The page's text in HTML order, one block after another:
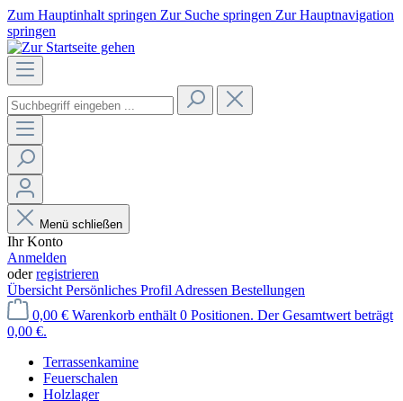
Zum Hauptinhalt springen Zur Suche springen Zur Hauptnavigation
springen
Menü schließen
Ihr Konto
Anmelden
oderregistrieren
Übersicht Persönliches Profil Adressen Bestellungen
0,00 € Warenkorb enthält 0 Positionen. Der Gesamtwert beträgt
0,00 €.
Terrassenkamine
Feuerschalen
Holzlager